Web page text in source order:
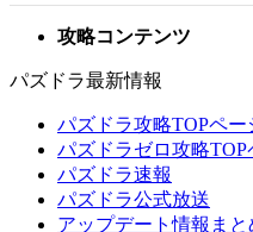
攻略コンテンツ
パズドラ最新情報
パズドラ攻略TOPペー
パズドラゼロ攻略TOP
パズドラ速報
パズドラ公式放送
アップデート情報まと